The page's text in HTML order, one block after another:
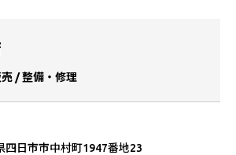
/ 整備・修理
⽇市市中村町1947番地23